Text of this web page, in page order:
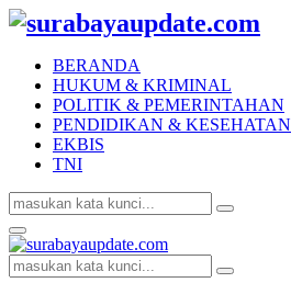
BERANDA
HUKUM & KRIMINAL
POLITIK & PEMERINTAHAN
PENDIDIKAN & KESEHATAN
EKBIS
TNI
Search
for:
Search
Facebook
Twitter
Youtube
Primary
Menu
Search
for:
Search